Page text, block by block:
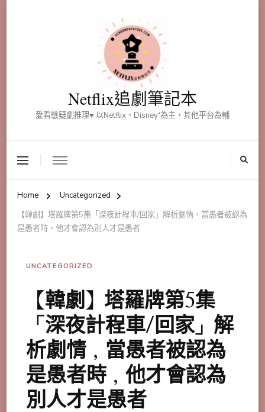
Netflix追劇筆記本
愛看懸疑劇推理♥ 以Netflix、Disney⁺為主，其他平台為輔
Home
Uncategorized
【韓劇】塔羅牌第5集「深夜計程車/回家」解析劇情，當愚者被認為
是愚者時，他才會認為別人才是愚者
UNCATEGORIZED
【韓劇】塔羅牌第5集
「深夜計程車/回家」解
析劇情，當愚者被認為
是愚者時，他才會認為
別人才是愚者